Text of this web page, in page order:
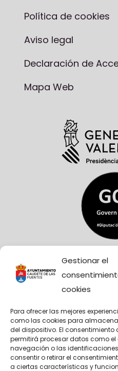
Gestionar el
cookies
Para ofrecer las mejores
como las cookies para
del dispositivo. El
permitirá procesar datos como
navegación o las
consentir o retirar el
a ciertas características y
Política de cookies
Aviso legal
Declaración de
Mapa Web
Sitio Web financiado
Participación,
Calidad Democrática,
Provincial